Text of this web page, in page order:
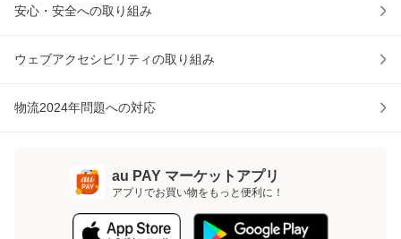
安心・安全への取り組み
ウェブアクセシビリティの取り組み
物流2024年問題への対応
au PAY マーケットアプリ
アプリでお買い物をもっと便利に！